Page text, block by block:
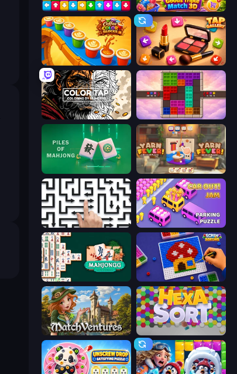
Tap Away Story Goods Triple Match 3D
Coffee Color Blocks Tap Gallery
Color Tap: Coloring by Numbers Color Cube Puzzle
Piles of Mahjong Yarn Fever! Unravel Puzzle
Arrow Escape: Puzzle Car OUT! Jam Parking Puzzle
Mahjongg Solitaire Screw Sorting
MatchVentures